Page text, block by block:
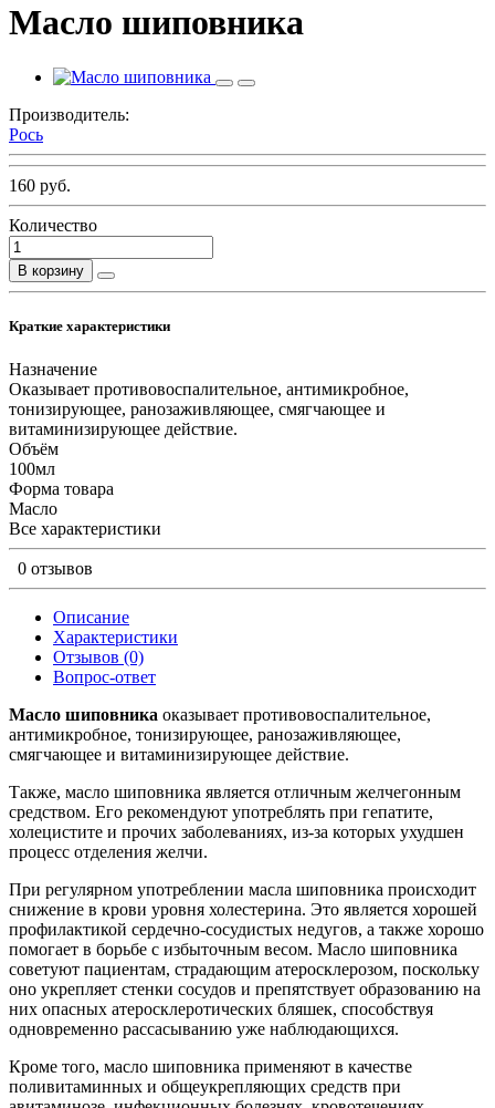
Масло шиповника
Производитель:
Рось
160 руб.
Количество
В корзину
Краткие характеристики
Назначение
Оказывает противовоспалительное, антимикробное,
тонизирующее, ранозаживляющее, смягчающее и
витаминизирующее действие.
Объём
100мл
Форма товара
Масло
Все характеристики
0 отзывов
Описание
Характеристики
Отзывов (0)
Вопрос-ответ
Масло шиповника оказывает противовоспалительное,
антимикробное, тонизирующее, ранозаживляющее,
смягчающее и витаминизирующее действие.
Также, масло шиповника является отличным желчегонным
средством. Его рекомендуют употреблять при гепатите,
холецистите и прочих заболеваниях, из-за которых ухудшен
процесс отделения желчи.
При регулярном употреблении масла шиповника происходит
снижение в крови уровня холестерина. Это является хорошей
профилактикой сердечно-сосудистых недугов, а также хорошо
помогает в борьбе с избыточным весом. Масло шиповника
советуют пациентам, страдающим атеросклерозом, поскольку
оно укрепляет стенки сосудов и препятствует образованию на
них опасных атеросклеротических бляшек, способствуя
одновременно рассасыванию уже наблюдающихся.
Кроме того, масло шиповника применяют в качестве
поливитаминных и общеукрепляющих средств при